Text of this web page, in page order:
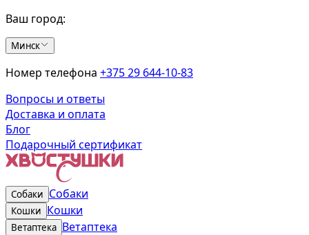
Ваш город:
Минск
Номер телефона +375 29 644-10-83
Вопросы и ответы
Доставка и оплата
Блог
Подарочный сертификат
Собаки Собаки
Кошки Кошки
Ветаптека Ветаптека